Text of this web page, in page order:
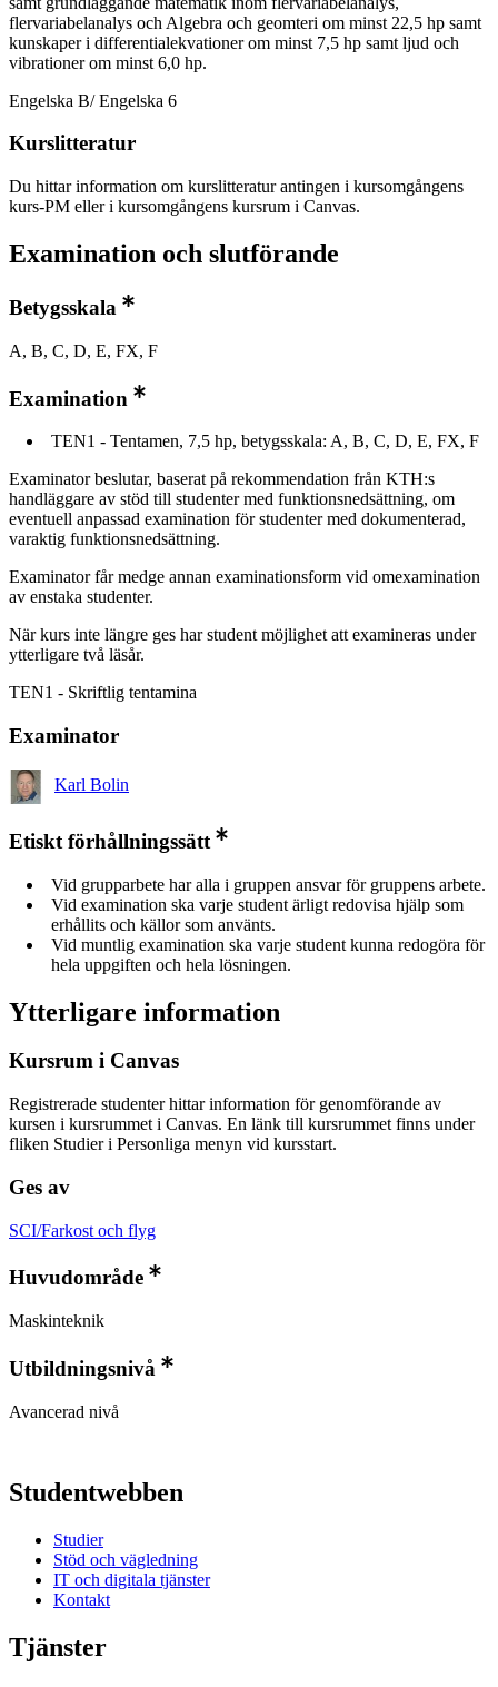
flervariabelanalys och Algebra och geomteri om minst 22,5 hp samt
kunskaper i differentialekvationer om minst 7,5 hp samt ljud och
vibrationer om minst 6,0 hp.
Engelska B/ Engelska 6
Kurslitteratur
Du hittar information om kurslitteratur antingen i kursomgångens
kurs-PM eller i kursomgångens kursrum i Canvas.
Examination och slutförande
Betygsskala
A, B, C, D, E, FX, F
Examination
TEN1 - Tentamen, 7,5 hp, betygsskala: A, B, C, D, E, FX, F
Examinator beslutar, baserat på rekommendation från KTH:s
handläggare av stöd till studenter med funktionsnedsättning, om
eventuell anpassad examination för studenter med dokumenterad,
varaktig funktionsnedsättning.
Examinator får medge annan examinationsform vid omexamination
av enstaka studenter.
När kurs inte längre ges har student möjlighet att examineras under
ytterligare två läsår.
TEN1 - Skriftlig tentamina
Examinator
Karl Bolin
Etiskt förhållningssätt
Vid grupparbete har alla i gruppen ansvar för gruppens arbete.
Vid examination ska varje student ärligt redovisa hjälp som
erhållits och källor som använts.
Vid muntlig examination ska varje student kunna redogöra för
hela uppgiften och hela lösningen.
Ytterligare information
Kursrum i Canvas
Registrerade studenter hittar information för genomförande av
kursen i kursrummet i Canvas. En länk till kursrummet finns under
fliken Studier i Personliga menyn vid kursstart.
Ges av
SCI/Farkost och flyg
Huvudområde
Maskinteknik
Utbildningsnivå
Avancerad nivå
Studentwebben
Studier
Stöd och vägledning
IT och digitala tjänster
Kontakt
Tjänster